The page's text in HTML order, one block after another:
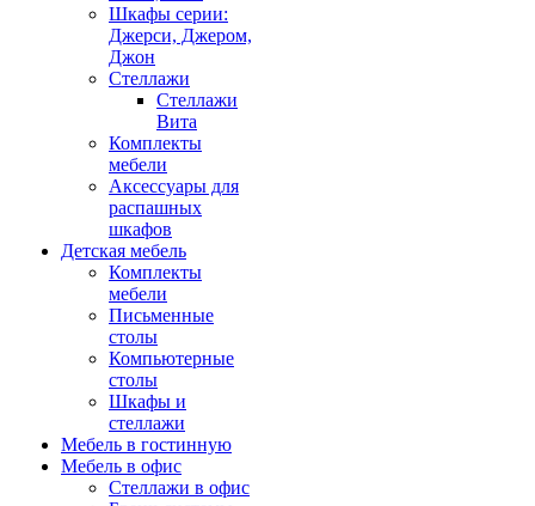
Шкафы серии:
Джерси, Джером,
Джон
Стеллажи
Стеллажи
Вита
Комплекты
мебели
Аксессуары для
распашных
шкафов
Детская мебель
Комплекты
мебели
Письменные
столы
Компьютерные
столы
Шкафы и
стеллажи
Мебель в гостинную
Мебель в офис
Стеллажи в офис